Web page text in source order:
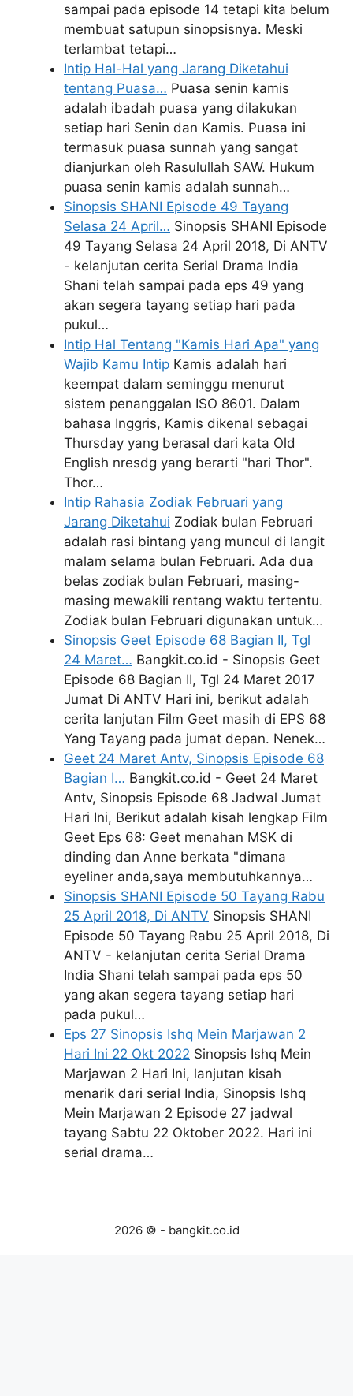
sampai pada episode 14 tetapi kita belum
membuat satupun sinopsisnya. Meski
terlambat tetapi…
Intip Hal-Hal yang Jarang Diketahui
tentang Puasa… Puasa senin kamis
adalah ibadah puasa yang dilakukan
setiap hari Senin dan Kamis. Puasa ini
termasuk puasa sunnah yang sangat
dianjurkan oleh Rasulullah SAW. Hukum
puasa senin kamis adalah sunnah…
Sinopsis SHANI Episode 49 Tayang
Selasa 24 April… Sinopsis SHANI Episode
49 Tayang Selasa 24 April 2018, Di ANTV
- kelanjutan cerita Serial Drama India
Shani telah sampai pada eps 49 yang
akan segera tayang setiap hari pada
pukul…
Intip Hal Tentang "Kamis Hari Apa" yang
Wajib Kamu Intip Kamis adalah hari
keempat dalam seminggu menurut
sistem penanggalan ISO 8601. Dalam
bahasa Inggris, Kamis dikenal sebagai
Thursday yang berasal dari kata Old
English nresdg yang berarti "hari Thor".
Thor…
Intip Rahasia Zodiak Februari yang
Jarang Diketahui Zodiak bulan Februari
adalah rasi bintang yang muncul di langit
malam selama bulan Februari. Ada dua
belas zodiak bulan Februari, masing-
masing mewakili rentang waktu tertentu.
Zodiak bulan Februari digunakan untuk…
Sinopsis Geet Episode 68 Bagian II, Tgl
24 Maret… Bangkit.co.id - Sinopsis Geet
Episode 68 Bagian II, Tgl 24 Maret 2017
Jumat Di ANTV Hari ini, berikut adalah
cerita lanjutan Film Geet masih di EPS 68
Yang Tayang pada jumat depan. Nenek…
Geet 24 Maret Antv, Sinopsis Episode 68
Bagian I… Bangkit.co.id - Geet 24 Maret
Antv, Sinopsis Episode 68 Jadwal Jumat
Hari Ini, Berikut adalah kisah lengkap Film
Geet Eps 68: Geet menahan MSK di
dinding dan Anne berkata "dimana
eyeliner anda,saya membutuhkannya…
Sinopsis SHANI Episode 50 Tayang Rabu
25 April 2018, Di ANTV Sinopsis SHANI
Episode 50 Tayang Rabu 25 April 2018, Di
ANTV - kelanjutan cerita Serial Drama
India Shani telah sampai pada eps 50
yang akan segera tayang setiap hari
pada pukul…
Eps 27 Sinopsis Ishq Mein Marjawan 2
Hari Ini 22 Okt 2022 Sinopsis Ishq Mein
Marjawan 2 Hari Ini, lanjutan kisah
menarik dari serial India, Sinopsis Ishq
Mein Marjawan 2 Episode 27 jadwal
tayang Sabtu 22 Oktober 2022. Hari ini
serial drama…
2026 © - bangkit.co.id